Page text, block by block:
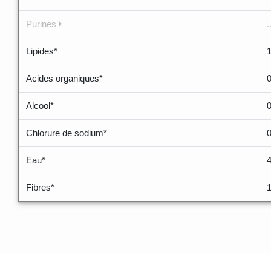
Purines
Lipides*
Acides organiques*
Alcool*
Chlorure de sodium*
Eau*
Fibres*